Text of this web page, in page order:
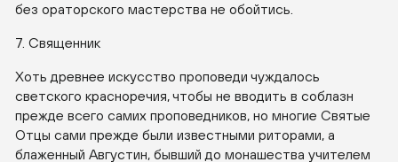
без ораторского мастерства не обойтись.
7. Священник
Хоть древнее искусство проповеди чуждалось
светского красноречия, чтобы не вводить в соблазн
прежде всего самих проповедников, но многие Святые
Отцы сами прежде были известными риторами, а
блаженный Августин, бывший до монашества учителем